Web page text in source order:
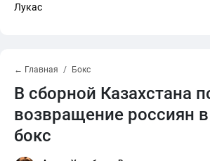
Лукас
← Главная Бокс
В сборной Казахстана
возвращение россиян
бокс